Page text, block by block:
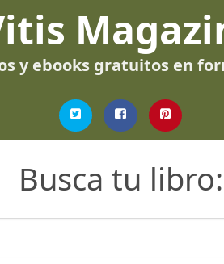
y ebooks gratuitos en
Busca tu libro: